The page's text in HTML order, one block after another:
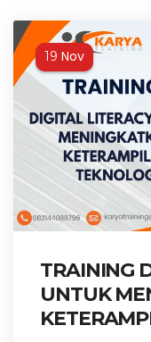
19 Nov
TRAINING
UNTUK